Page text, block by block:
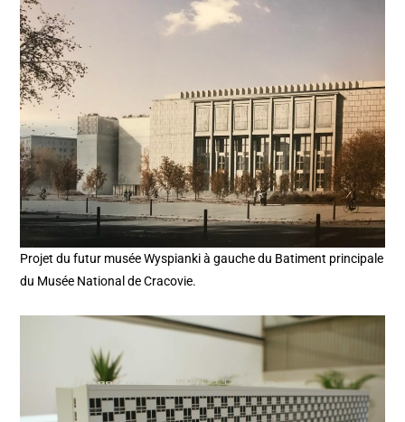
Projet du futur musée Wyspianki à gauche du Batiment principale
du Musée National de Cracovie.